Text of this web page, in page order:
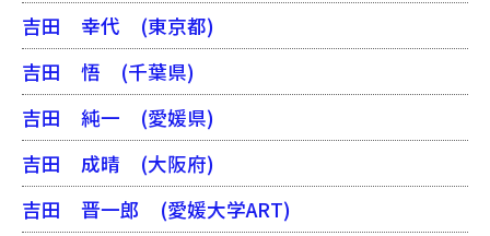
吉田 幸代 (東京都)
吉田 悟 (千葉県)
吉田 純一 (愛媛県)
吉田 成晴 (大阪府)
吉田 晋一郎 (愛媛大学ART)